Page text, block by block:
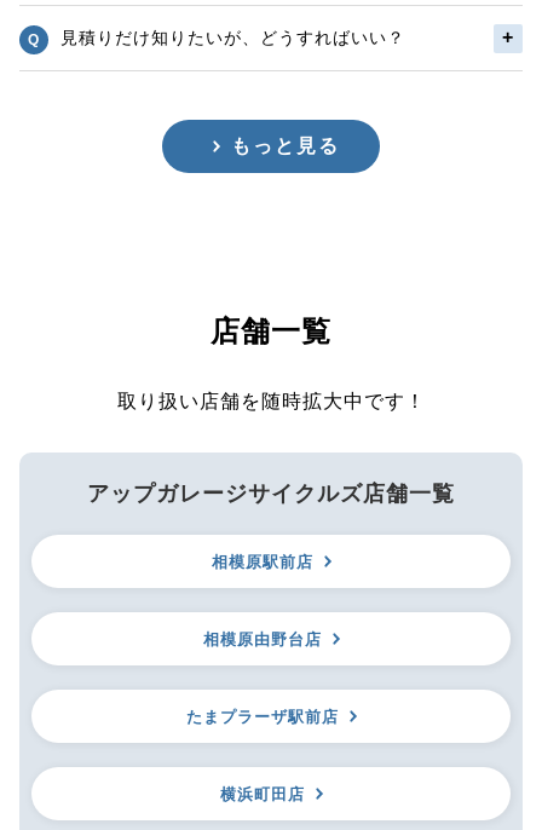
見積りだけ知りたいが、どうすればいい？
もっと見る
店舗一覧
取り扱い店舗を随時拡大中です！
アップガレージサイクルズ店舗一覧
相模原駅前店
相模原由野台店
たまプラーザ駅前店
横浜町田店